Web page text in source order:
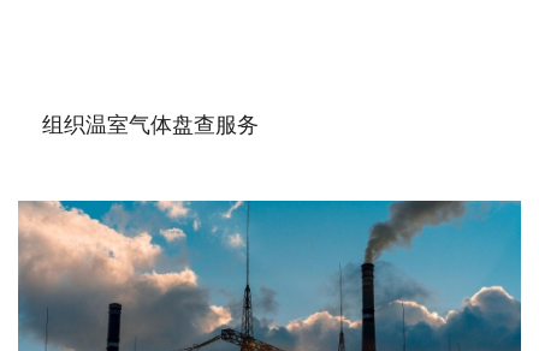
组织温室气体盘查服务